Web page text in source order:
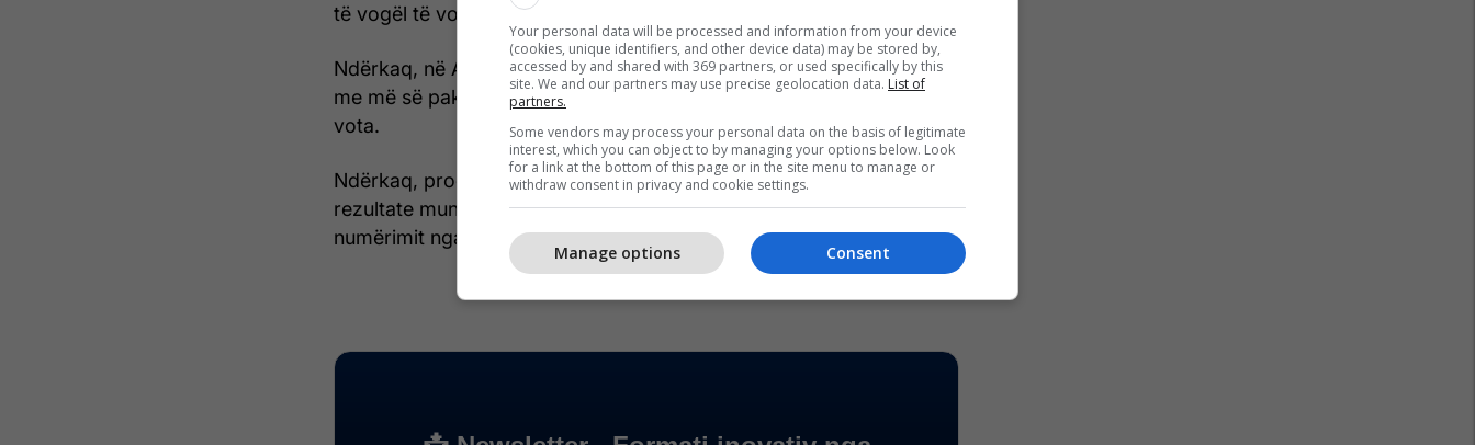
të vogël të votave është Alban Hoti, i cili ka marrë 354 vota.
Ndërkaq, në Aleancën për Ardhmërinë e Kosovës (AAK), kandidatja
me më së paku vota deri më tani është Argjenta Berbatovci, me 100
vota.
Ndërkaq, procesi i numërimit të votave vazhdon ende dhe këto
rezultate mund të pësojnë ndryshime deri në përfundimin e plotë të
numërimit nga KQZ-ja./Telegrafi/
Your personal data will be processed and information from your device
(cookies, unique identifiers, and other device data) may be stored by,
accessed by and shared with 369 partners, or used specifically by this
site. We and our partners may use precise geolocation data. List of
partners.
Some vendors may process your personal data on the basis of legitimate
interest, which you can object to by managing your options below. Look
for a link at the bottom of this page or in the site menu to manage or
withdraw consent in privacy and cookie settings.
Consent
Manage options